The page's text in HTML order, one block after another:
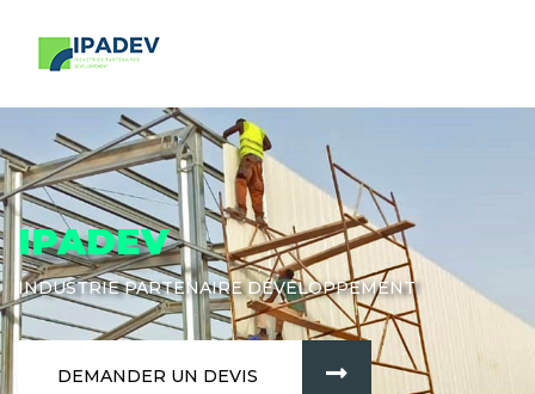
IPADEV
INDUSTRIE PARTENAIRE DÉVELOPPEMENT
DEMANDER UN DEVIS